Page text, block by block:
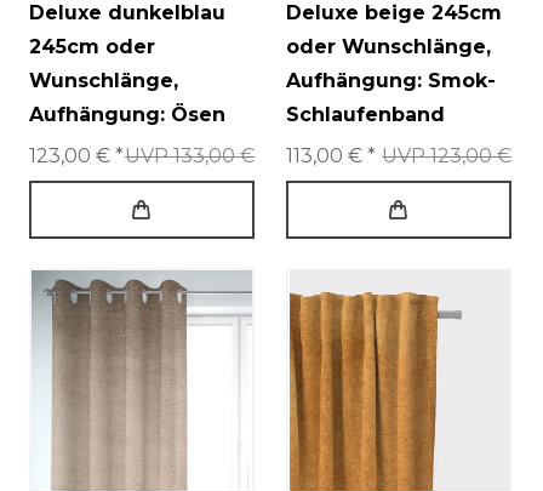
Deluxe dunkelblau
245cm oder
Wunschlänge,
Aufhängung: Ösen
UVP 133,00 €
123,00 € *
Deluxe beige 245cm
oder Wunschlänge,
Aufhängung: Smok-
Schlaufenband
UVP 123,00 €
113,00 € *